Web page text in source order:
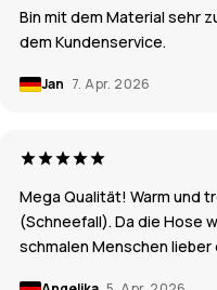
Bin mit dem Material sehr
dem Kundenservice.
Jan 7. Apr. 2026
Mega Qualität! Warm und
(Schneefall). Da die Hose
schmalen Menschen